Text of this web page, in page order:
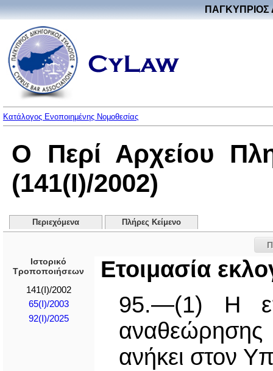
ΠΑΓΚΥΠΡΙΟΣ
Κατάλογος Ενοποιημένης Νομοθεσίας
Ο Περί Αρχείου
(141(I)/2002)
Περιεχόμενα Πλήρες Κείμενο
Ιστορικό
Τροποποιήσεων
141(I)/2002
65(I)/2003
92(I)/2025
Ετοιμασία
95.—(1) Η
ανήκει στον